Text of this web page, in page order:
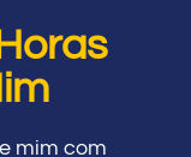
mim com